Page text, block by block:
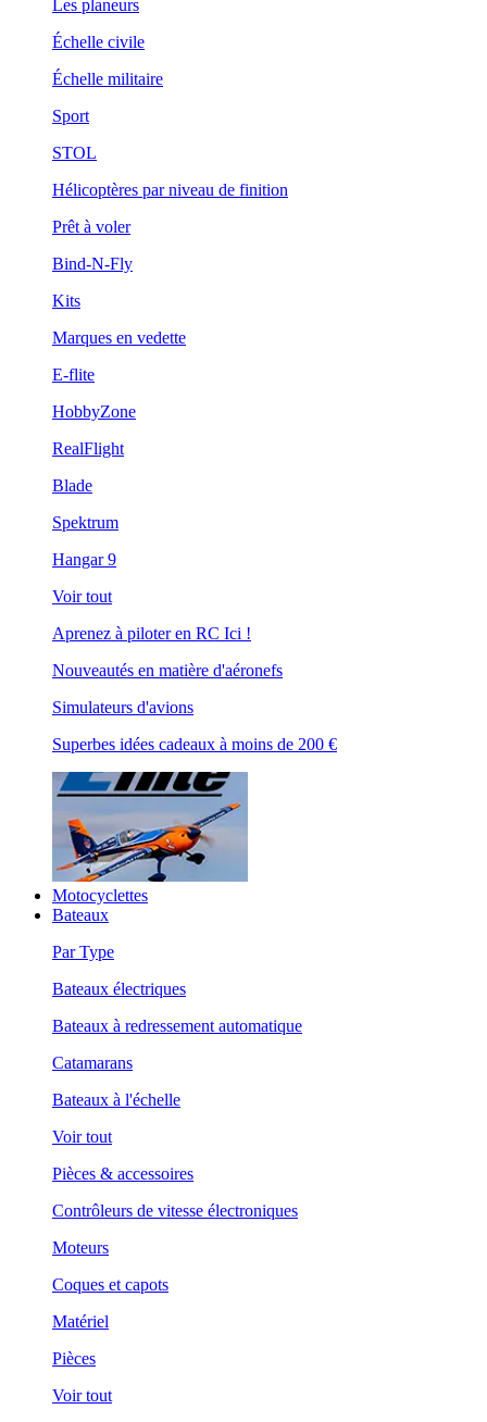
Les planeurs
Échelle civile
Échelle militaire
Sport
STOL
Hélicoptères par niveau de finition
Prêt à voler
Bind-N-Fly
Kits
Marques en vedette
E-flite
HobbyZone
RealFlight
Blade
Spektrum
Hangar 9
Voir tout
Aprenez à piloter en RC Ici !
Nouveautés en matière d'aéronefs
Simulateurs d'avions
Superbes idées cadeaux à moins de 200 €
Motocyclettes
Bateaux
Par Type
Bateaux électriques
Bateaux à redressement automatique
Catamarans
Bateaux à l'échelle
Voir tout
Pièces & accessoires
Contrôleurs de vitesse électroniques
Moteurs
Coques et capots
Matériel
Pièces
Voir tout